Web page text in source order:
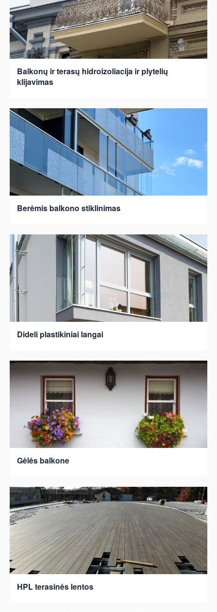
Balkonų ir terasų hidroizoliacija ir plytelių
klijavimas
Berėmis balkono stiklinimas
Dideli plastikiniai langai
Gėlės balkone
HPL terasinės lentos